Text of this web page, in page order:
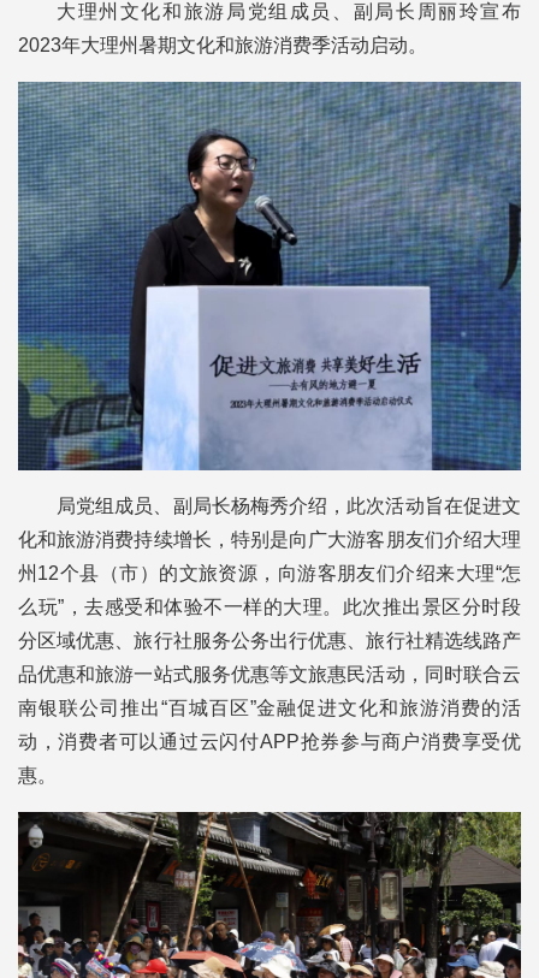
大理州文化和旅游局党组成员、副局长周丽玲宣布
2023年大理州暑期文化和旅游消费季活动启动。
局党组成员、副局长杨梅秀介绍，此次活动旨在促进文
化和旅游消费持续增长，特别是向广大游客朋友们介绍大理
州12个县（市）的文旅资源，向游客朋友们介绍来大理“怎
么玩”，去感受和体验不一样的大理。此次推出景区分时段
分区域优惠、旅行社服务公务出行优惠、旅行社精选线路产
品优惠和旅游一站式服务优惠等文旅惠民活动，同时联合云
南银联公司推出“百城百区”金融促进文化和旅游消费的活
动，消费者可以通过云闪付APP抢券参与商户消费享受优
惠。